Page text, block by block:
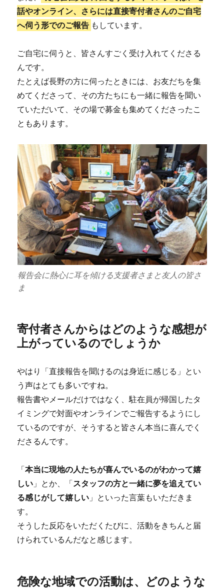
話やオンライン、さらには直接寄付者さんのご自宅
へ伺う形でのご報告 もしています。
ご自宅に伺うと、皆さんすごく受け入れてくださる
んです。
たとえば長野の方に伺ったときには、お友だちを集
めてくださって、その方たちにも一緒に報告を聞い
ていただいて、その場で募金も集めてくださったこ
ともあります。
報告会に熱心に耳を傾ける支援者さまと友人の皆さ
ま
寄付者さんからはどのような感想が
上がっているのでしょうか
やはり「直接報告を聞けるのは身近に感じる」とい
う声はとても多いですね。
報告書やメールだけではなく、駐在員が帰国したタ
イミングで対面やオンラインでご報告するようにし
ているのですが、そうすると皆さん本当に喜んでく
ださるんです。
「本当に現地の人たちが喜んでいるのがわかって嬉
しい 」とか、「スタッフの方と一緒に夢を追えてい
る感じがして嬉しい 」といった言葉もいただきま
す。
そうした反応をいただくたびに、活動をきちんと届
けられているんだなと感じます。
危険な地域での活動は、どのような